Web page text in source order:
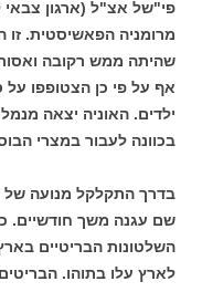
פי"של אצ"ל (ארגון צבאי
מרומניה הפאשיסטית.
שהיתה ממש רקובה
בכוונה לעבור במצרי
בדרך התקלקל מנועה של
שם עגנה משך חודשיים.
השלטונות הבריטיים
לארץ עלו בתוהו.